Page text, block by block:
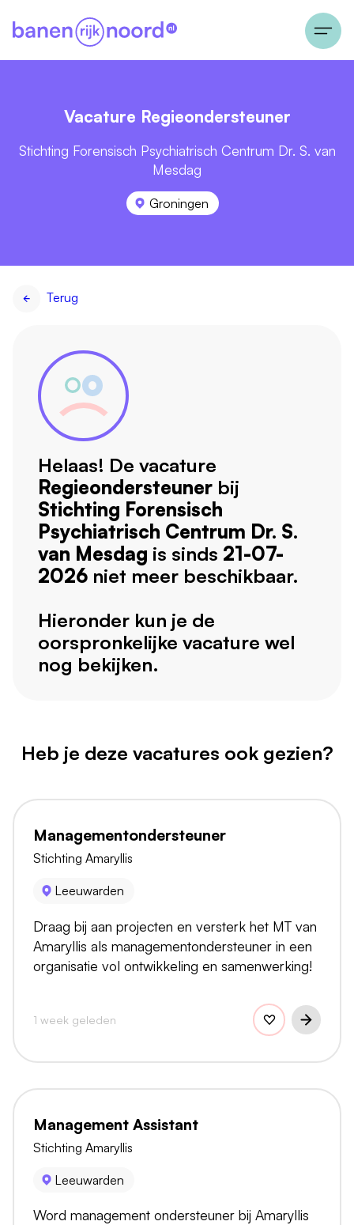
Vacature Regieondersteuner
Stichting Forensisch Psychiatrisch Centrum Dr. S. van
Mesdag
Groningen
Terug
Helaas! De vacature
Regieondersteuner bij
Stichting Forensisch
Psychiatrisch Centrum Dr. S.
van Mesdag is sinds 21-07-
2026 niet meer beschikbaar.
Hieronder kun je de
oorspronkelijke vacature wel
nog bekijken.
Heb je deze vacatures ook gezien?
Managementondersteuner
Stichting Amaryllis
Leeuwarden
Draag bij aan projecten en versterk het MT van
Amaryllis als managementondersteuner in een
organisatie vol ontwikkeling en samenwerking!
1 week geleden
Management Assistant
Stichting Amaryllis
Leeuwarden
Word management ondersteuner bij Amaryllis